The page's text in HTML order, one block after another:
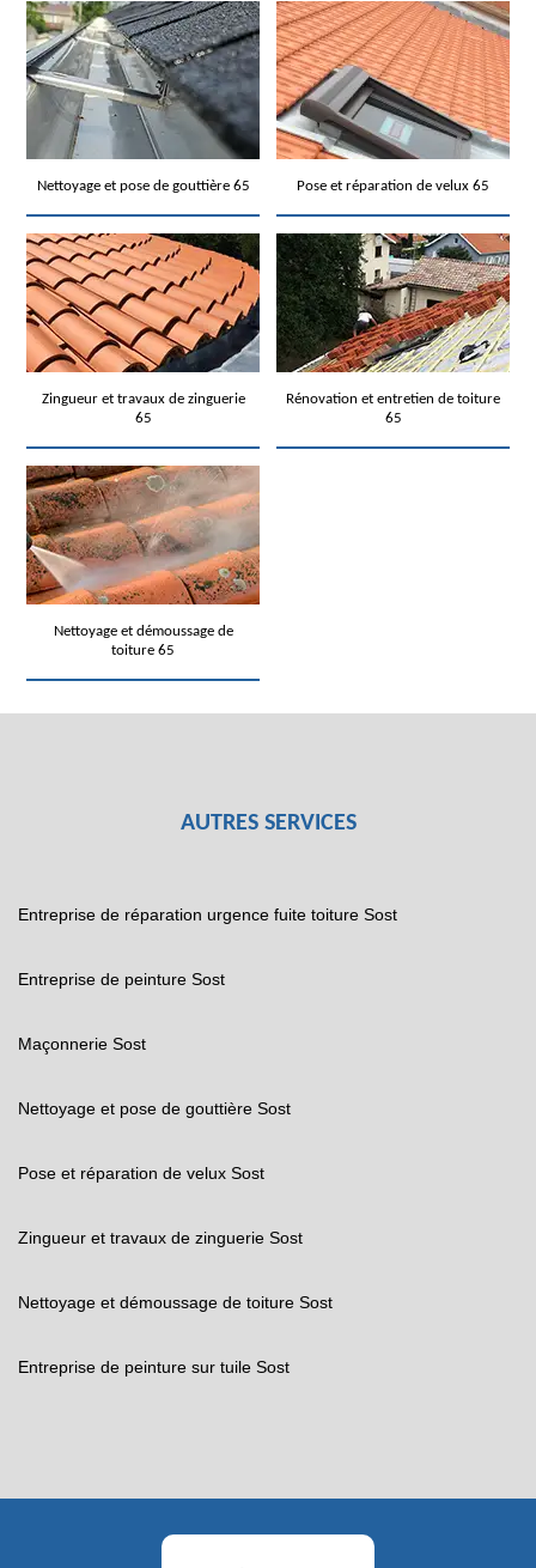
Nettoyage et pose de gouttière 65 Pose et réparation de velux 65
Zingueur et travaux de zinguerie
65
Rénovation et entretien de toiture
65
Nettoyage et démoussage de
toiture 65
AUTRES SERVICES
Entreprise de réparation urgence fuite toiture Sost
Entreprise de peinture Sost
Maçonnerie Sost
Nettoyage et pose de gouttière Sost
Pose et réparation de velux Sost
Zingueur et travaux de zinguerie Sost
Nettoyage et démoussage de toiture Sost
Entreprise de peinture sur tuile Sost